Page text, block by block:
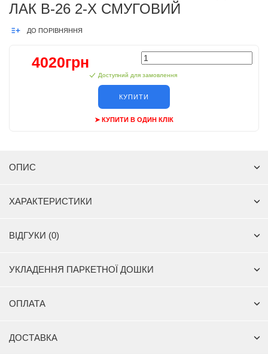
ЛАК B-26 2-Х СМУГОВИЙ
ДО ПОРІВНЯННЯ
4020грн
Доступний для замовлення
КУПИТИ
➤ КУПИТИ В ОДИН КЛІК
ОПИС
ХАРАКТЕРИСТИКИ
ВІДГУКИ (0)
УКЛАДЕННЯ ПАРКЕТНОЇ ДОШКИ
ОПЛАТА
ДОСТАВКА